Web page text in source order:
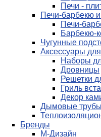
Печи -
Печи-барбекю
Печи-
Барбекю-
Чугунные
Аксессуары
Наборы
Дровницы
Решетки
Гриль
Декор
Дымовые
Бренды
М-Дизайн